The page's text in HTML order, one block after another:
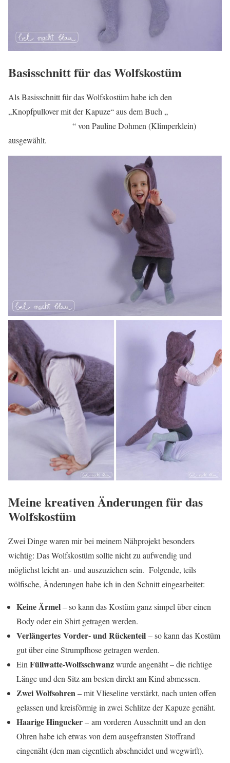
Basisschnitt für das Wolfskostüm
Als Basisschnitt für das Wolfskostüm habe ich den
„Knopfpullover mit der Kapuze“ aus dem Buch „
“ von Pauline Dohmen (Klimperklein)
ausgewählt.
Meine kreativen Änderungen für das
Wolfskostüm
Zwei Dinge waren mir bei meinem Nähprojekt besonders
wichtig: Das Wolfskostüm sollte nicht zu aufwendig und
möglichst leicht an- und auszuziehen sein. Folgende, teils
wölfische, Änderungen habe ich in den Schnitt eingearbeitet:
Keine Ärmel– so kann das Kostüm ganz simpel über einen
Body oder ein Shirt getragen werden.
Verlängertes Vorder- und Rückenteil – so kann das Kostüm
gut über eine Strumpfhose getragen werden.
Ein Füllwatte-Wolfsschwanzwurde angenäht – die richtige
Länge und den Sitz am besten direkt am Kind abmessen.
Zwei Wolfsohren– mit Vlieseline verstärkt, nach unten offen
gelassen und kreisförmig in zwei Schlitze der Kapuze genäht.
Haarige Hingucker– am vorderen Ausschnitt und an den
Ohren habe ich etwas von dem ausgefransten Stoffrand
eingenäht (den man eigentlich abschneidet und wegwirft).